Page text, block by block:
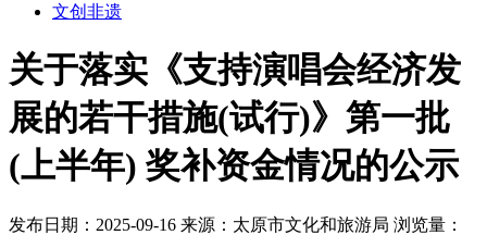
文创非遗
关于落实《支持演唱会经济发
展的若干措施(试行)》第一批
(上半年) 奖补资金情况的公示
发布日期：2025-09-16 来源：太原市文化和旅游局 浏览量：